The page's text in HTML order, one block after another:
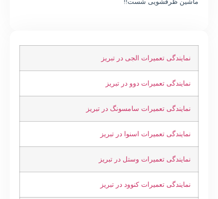
ماشین ظرفشویی شست!!
نمایندگی تعمیرات الجی در تبریز
نمایندگی تعمیرات دوو در تبریز
نمایندگی تعمیرات سامسونگ در تبریز
نمایندگی تعمیرات اسنوا در تبریز
نمایندگی تعمیرات وستل در تبریز
نمایندگی تعمیرات کنوود در تبریز